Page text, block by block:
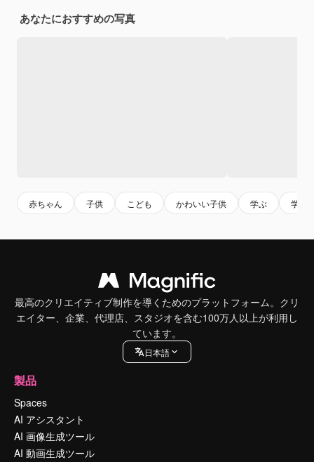
あなたにおすすめの写真
赤ちゃん 子供 こども かわいい子供 学ぶ 学習
最高のクリエイティブ制作を導くためのプラットフォーム。クリ
エイター、企業、代理店、スタジオを含む100万人以上が利用し
ています。
日本語
製品
Spaces
AI アシスタント
AI 画像生成ツール
AI 動画生成ツール